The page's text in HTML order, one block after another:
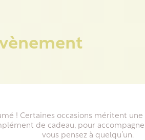
! Certaines occasions méritent
de cadeau, pour
vous pensez à quelqu’un.